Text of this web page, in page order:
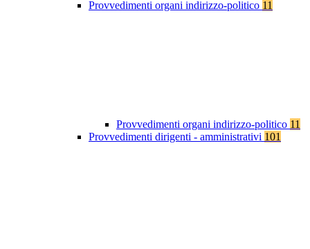
Provvedimenti organi indirizzo-politico 11
Provvedimenti organi indirizzo-politico 11
Provvedimenti dirigenti - amministrativi 101